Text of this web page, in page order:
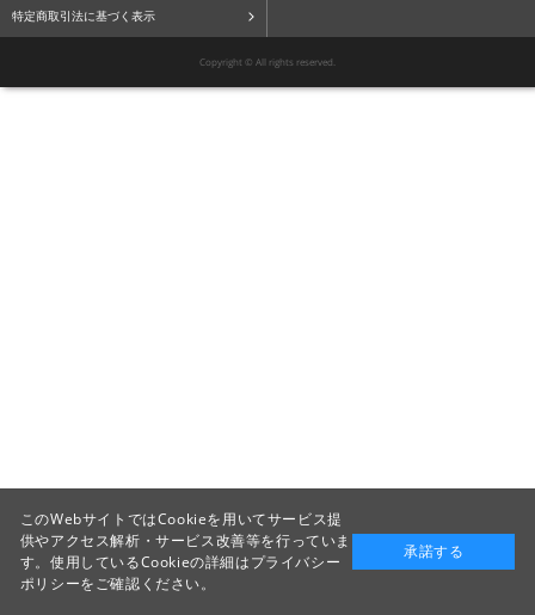
特定商取引法に基づく表示
Copyright © All rights reserved.
このWebサイトではCookieを用いてサービス提
供やアクセス解析・サービス改善等を行っていま
す。使用しているCookieの詳細はプライバシー
ポリシーをご確認ください。
承諾する